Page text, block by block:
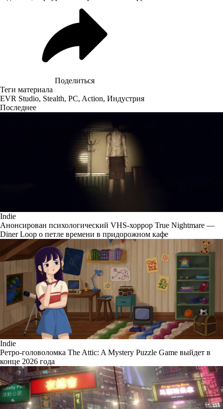
Поделиться
Теги материала
EVR Studio, Stealth, PC, Action, Индустрия
Последнее
Indie
Анонсирован психологический VHS-хоррор True Nightmare —
Diner Loop о петле времени в придорожном кафе
Indie
Ретро-головоломка The Attic: A Mystery Puzzle Game выйдет в
конце 2026 года